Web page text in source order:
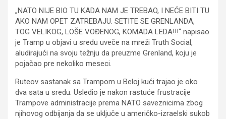
„NATO NIJE BIO TU KADA NAM JE TREBAO, I NEĆE BITI TU
AKO NAM OPET ZATREBAJU. SETITE SE GRENLANDA,
TOG VELIKOG, LOŠE VOĐENOG, KOMADA LEDA!!!“ napisao
je Tramp u objavi u sredu uveče na mreži Truth Social,
aludirajući na svoju težnju da preuzme Grenland, koju je
pojačao pre nekoliko meseci.
Ruteov sastanak sa Trampom u Beloj kući trajao je oko
dva sata u sredu. Usledio je nakon rastuće frustracije
Trampove administracije prema NATO saveznicima zbog
njihovog odbijanja da se uključe u američko-izraelski sukob